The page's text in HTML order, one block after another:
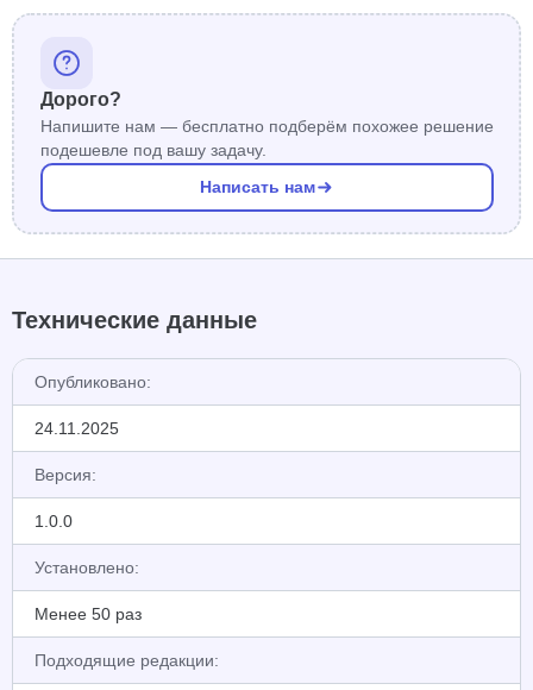
Дорого?
Напишите нам — бесплатно подберём похожее решение
подешевле под вашу задачу.
Написать нам
Технические данные
Опубликовано:
24.11.2025
Версия:
1.0.0
Установлено:
Менее 50 раз
Подходящие редакции: